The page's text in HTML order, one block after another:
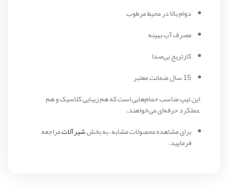
دوام بالا در محیط مرطوب
مصرف آب بهینه
کارتریج بی‌صدا
15 سال ضمانت معتبر
این تیپ مناسب حمام‌هایی است که هم زیبایی کلاسیک و هم
عملکرد حرفه‌ای می‌خواهند.
برای مشاهده محصولات مشابه، به بخششیرآلاتمراجعه
فرمایید.